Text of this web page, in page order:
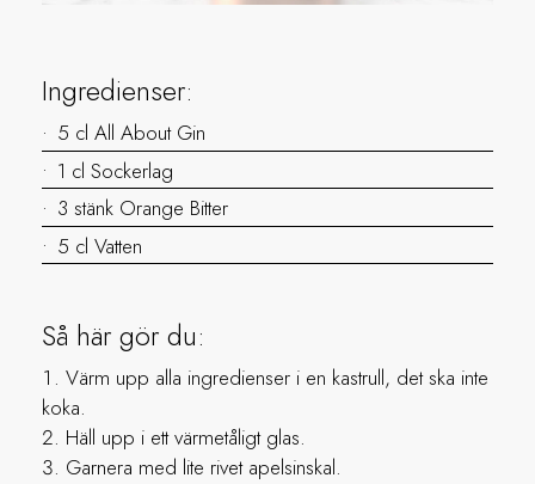
Ingredienser:
5 cl All About Gin
1 cl Sockerlag
3 stänk Orange Bitter
5 cl Vatten
Så här gör du:
Värm upp alla ingredienser i en kastrull, det ska inte
koka.
Häll upp i ett värmetåligt glas.
Garnera med lite rivet apelsinskal.